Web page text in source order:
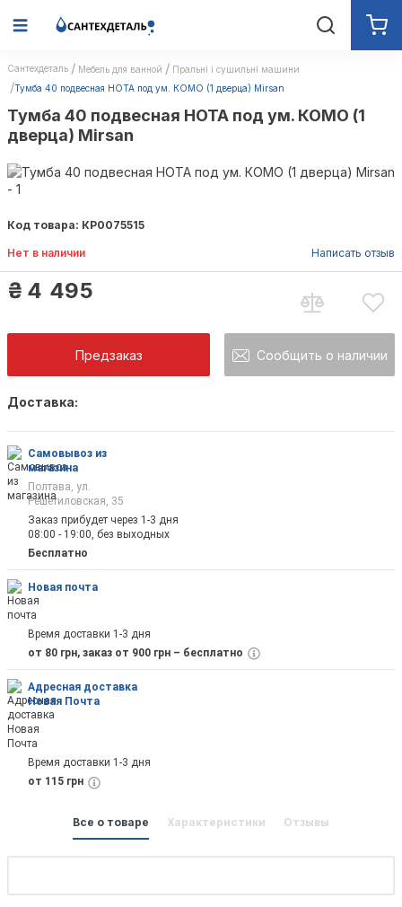
Сантехдеталь Мебель для ванной
Пральні і сушильні машини
Тумба 40 подвесная НОТА под ум. КОМО (1 дверца) Mirsan
Тумба 40 подвесная НОТА под ум. КОМО (1
дверца) Mirsan
Код товара: КР0075515
Нет в наличии Написать отзыв
₴ 4 495
Предзаказ Сообщить о наличии
Доставка:
Самовывоз из
магазина
Полтава, ул.
Решетиловская, 35
Заказ прибудет через 1-3 дня
08:00 - 19:00, без выходных
Бесплатно
Новая почта
Время доставки 1-3 дня
от 80 грн, заказ от 900 грн – бесплатно
Адресная доставка
Новая Почта
Время доставки 1-3 дня
от 115 грн
Все о товаре Характеристики Отзывы